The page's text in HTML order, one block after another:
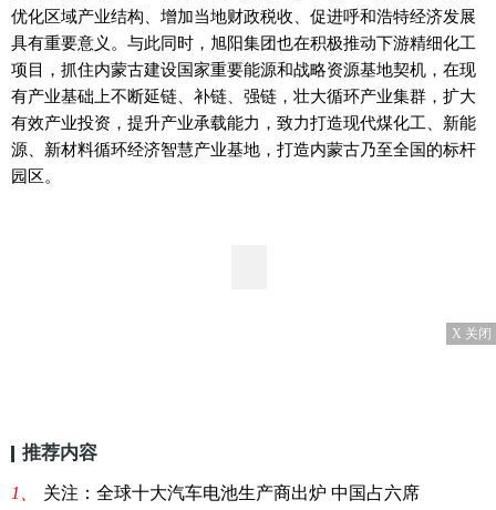
优化区域产业结构、增加当地财政税收、促进呼和浩特经济发展
具有重要意义。与此同时，旭阳集团也在积极推动下游精细化工
项目，抓住内蒙古建设国家重要能源和战略资源基地契机，在现
有产业基础上不断延链、补链、强链，壮大循环产业集群，扩大
有效产业投资，提升产业承载能力，致力打造现代煤化工、新能
源、新材料循环经济智慧产业基地，打造内蒙古乃至全国的标杆
园区。
X 关闭
推荐内容
1、 关注：全球十大汽车电池生产商出炉 中国占六席